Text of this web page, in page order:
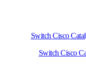
Switch Cisco